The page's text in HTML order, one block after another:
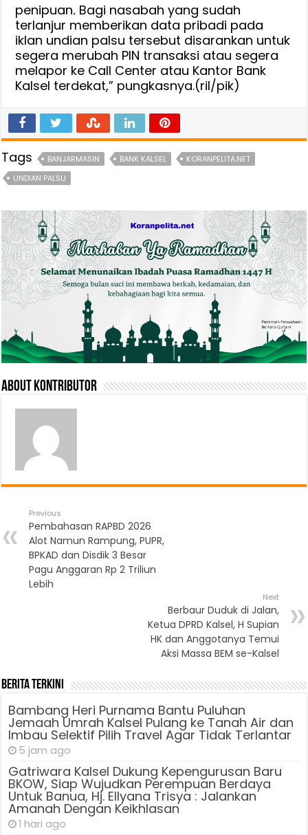
penipuan. Bagi nasabah yang sudah
terlanjur memberikan data pribadi pada
iklan undian palsu tersebut disarankan untuk
segera merubah PIN transaksi atau segera
melapor ke Call Center atau Kantor Bank
Kalsel terdekat,” pungkasnya.(ril/pik)
Tags BANJARMASIN BANK KALSEL
KORANPELITA.NET
UNDIAN PALSU
About Kontributor
Previous
Pembahasan RAPBD 2026
Alot Namun Rampung, PUPR,
BPKAD dan Disdik 3 Besar
Pagu Anggaran Rp 2 Triliun
Lebih
Next
Berbaur Duduk di Jalan,
Ketua DPRD Kalsel, H Supian
HK dan Anggotanya Temui
Aksi Massa BEM se-Kalsel
Berita Terkini
Bambang Heri Purnama Bantu Puluhan
Jemaah Umrah Kalsel Pulang ke Tanah Air dan
Imbau Selektif Pilih Travel Agar Tidak Terlantar
5 jam ago
Gatriwara Kalsel Dukung Kepengurusan Baru
BKOW, Siap Wujudkan Perempuan Berdaya
Untuk Banua, Hj. Ellyana Trisya : Jalankan
Amanah Dengan Keikhlasan
1 hari ago